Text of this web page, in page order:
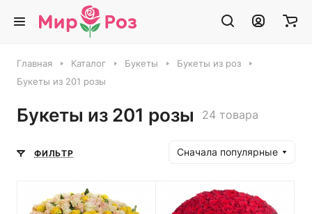
Главная Каталог Букеты
Букеты из роз
Букеты из 201 розы
Букеты из 201 розы 24 товара
ФИЛЬТР Сначала популярные